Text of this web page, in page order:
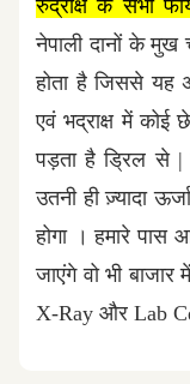
रुद्राक्ष के सभी
नेपाली दानों के
होता है जिससे यह
एवं भद्राक्ष में
पड़ता है ड्रिल से |
उतनी ही ज़्यादा
होगा । हमारे पास
जाएंगे वो भी
X-Ray और Lab